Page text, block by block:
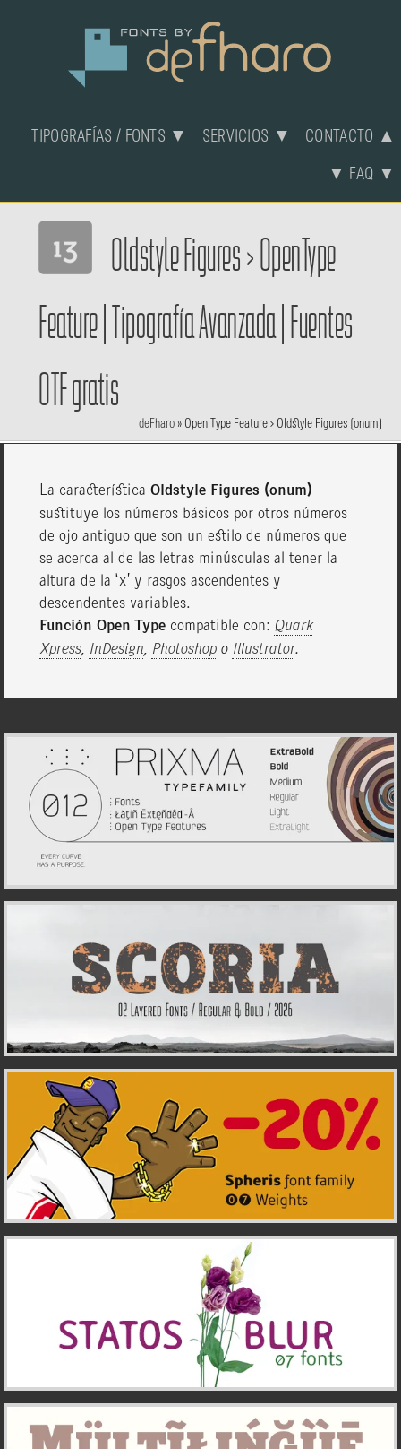
TIPOGRAFÍAS / FONTS ▼ SERVICIOS ▼ CONTACTO ▲
▼ FAQ ▼
Oldstyle Figures>OpenType
Feature |Tipografía Avanzada Fuentes
OTF gratis
deFharo» Open Type Feature > Oldstyle Figures (onum)
La característicaOldstyle Figures (onum)
sustituye los números básicos por otros números
de ojo antiguo que son un estilo de números que
se acerca al de las letras minúsculas al tener la
altura de la ‘x’ y rasgos ascendentes y
descendentes variables.
Función Open Type compatible con: Quark
Xpress, InDesign, Photoshopo Illustrator.